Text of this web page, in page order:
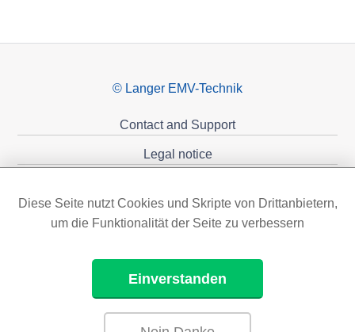
© Langer EMV-Technik
Contact and Support
Legal notice
Diese Seite nutzt Cookies und Skripte von Drittanbietern,
um die Funktionalität der Seite zu verbessern
Einverstanden